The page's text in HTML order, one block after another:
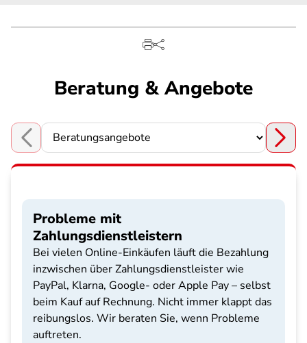
Beratung & Angebote
Choose a section
Probleme mit
Zahlungsdienstleistern
Bei vielen Online-Einkäufen läuft die Bezahlung
inzwischen über Zahlungsdienstleister wie
PayPal, Klarna, Google- oder Apple Pay – selbst
beim Kauf auf Rechnung. Nicht immer klappt das
reibungslos. Wir beraten Sie, wenn Probleme
auftreten.